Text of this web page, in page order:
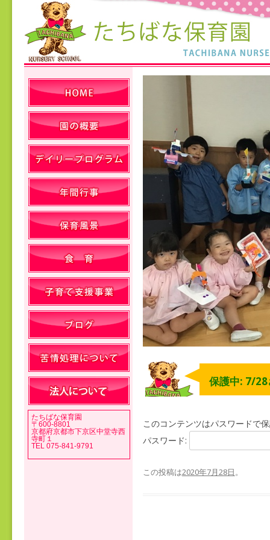
保護中: 7/28
このコンテンツはパスワードで
パスワード:
この投稿は2020年7月28日。
たちばな保育園
〒600-8801
京都府京都市下京区中堂寺西
寺町１
TEL 075-841-9791